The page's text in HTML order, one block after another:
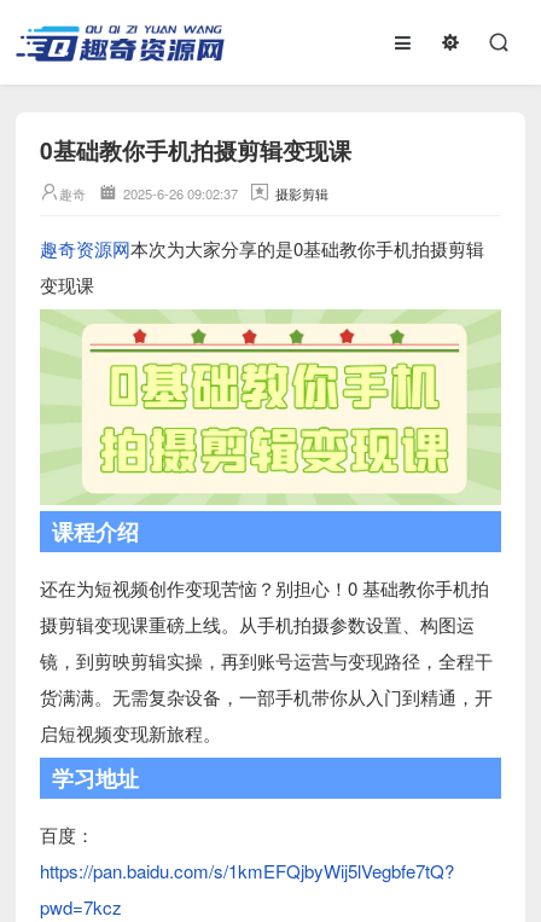
0基础教你手机拍摄剪辑变现课
趣奇 2025-6-26 09:02:37 摄影剪辑
趣奇资源网本次为大家分享的是0基础教你手机拍摄剪辑
变现课
课程介绍
还在为短视频创作变现苦恼？别担心！0 基础教你手机拍
摄剪辑变现课重磅上线。从手机拍摄参数设置、构图运
镜，到剪映剪辑实操，再到账号运营与变现路径，全程干
货满满。无需复杂设备，一部手机带你从入门到精通，开
启短视频变现新旅程。
学习地址
百度：
https://pan.baidu.com/s/1kmEFQjbyWij5lVegbfe7tQ?
pwd=7kcz